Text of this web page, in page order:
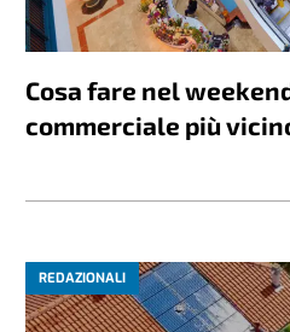
Cosa fare nel
commerciale più
REDAZIONALI